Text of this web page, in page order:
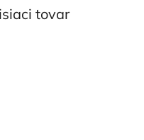
tovar